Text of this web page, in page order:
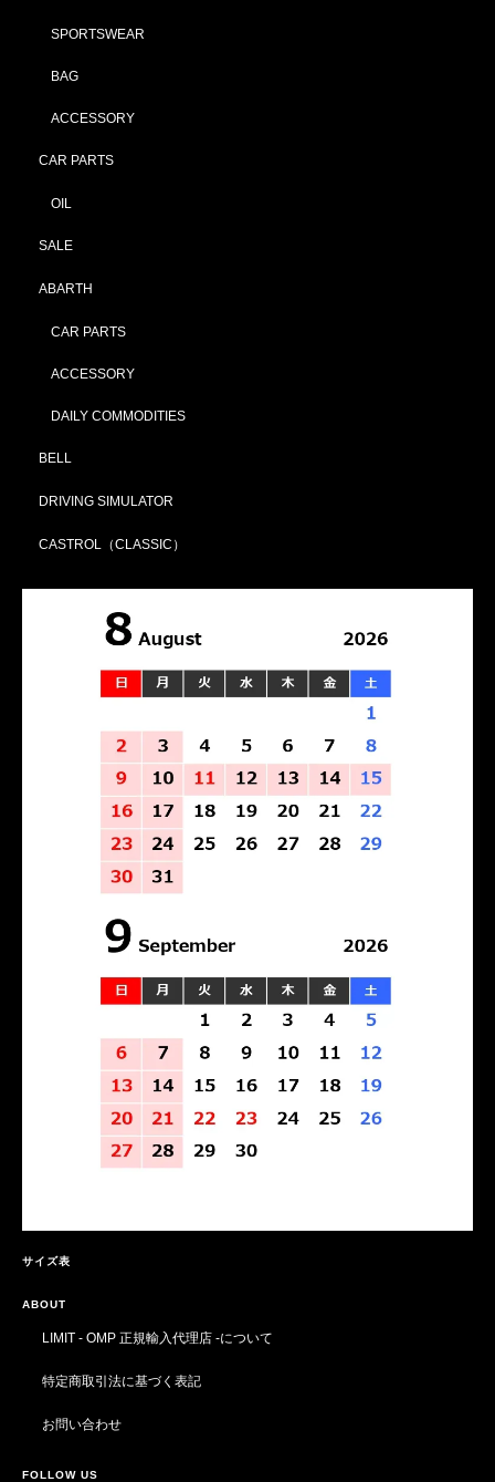
SPORTSWEAR
BAG
ACCESSORY
CAR PARTS
OIL
SALE
ABARTH
CAR PARTS
ACCESSORY
DAILY COMMODITIES
BELL
DRIVING SIMULATOR
CASTROL（CLASSIC）
サイズ表
ABOUT
LIMIT - OMP 正規輸入代理店 -について
特定商取引法に基づく表記
お問い合わせ
FOLLOW US